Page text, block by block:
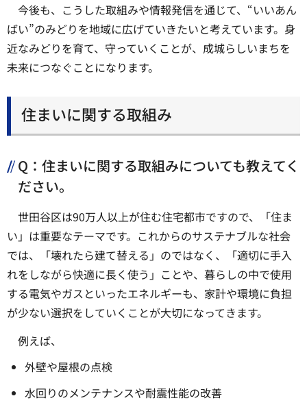
今後も、こうした取組みや情報発信を通じて、“いいあん
ばい”のみどりを地域に広げていきたいと考えています。身
近なみどりを育て、守っていくことが、成城らしいまちを
未来につなぐことになります。
住まいに関する取組み
Q：住まいに関する取組みについても教えてく
ださい。
世田谷区は90万人以上が住む住宅都市ですので、「住ま
い」は重要なテーマです。これからのサステナブルな社会
では、「壊れたら建て替える」のではなく、「適切に手入
れをしながら快適に長く使う」ことや、暮らしの中で使用
する電気やガスといったエネルギーも、家計や環境に負担
が少ない選択をしていくことが大切になってきます。
例えば、
外壁や屋根の点検
水回りのメンテナンスや耐震性能の改善